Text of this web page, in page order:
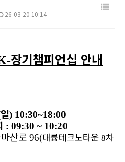
26-03-20 10:14
장기챔피언십 안내
일) 10:30~18:00
: 09:30 ~ 10:20
산로 96(대륭테크노타운 8차